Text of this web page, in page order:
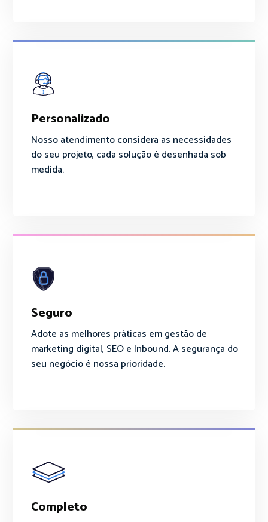
Personalizado
Nosso atendimento considera as necessidades
do seu projeto, cada solução é desenhada sob
medida.
Seguro
Adote as melhores práticas em gestão de
marketing digital, SEO e Inbound. A segurança do
seu negócio é nossa prioridade.
Completo